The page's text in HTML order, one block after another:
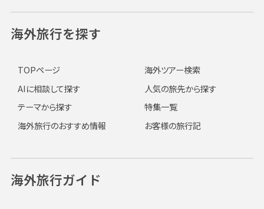
海外旅行を探す
TOPページ
海外ツアー検索
AIに相談して探す
人気の旅先から探す
テーマから探す
特集一覧
海外旅行のおすすめ情報
お客様の旅行記
海外旅行ガイド